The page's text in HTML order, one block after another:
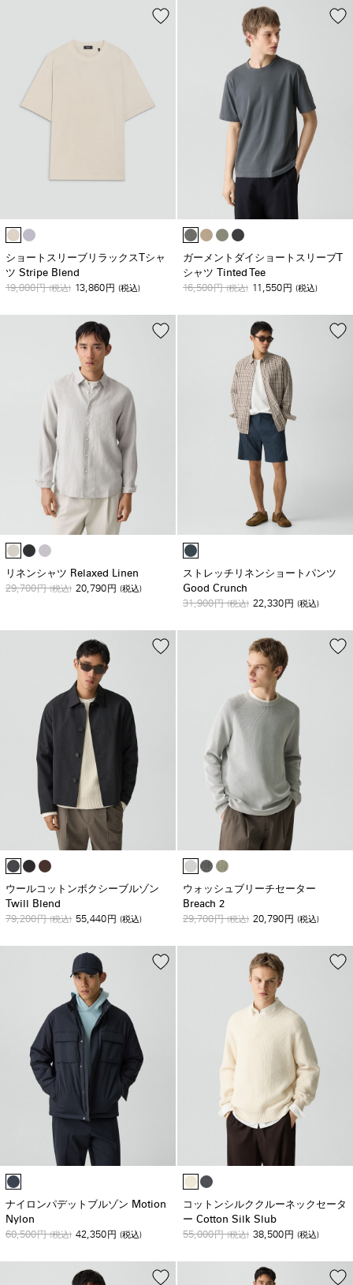
ショートスリーブリラックスTシャ
ツ Stripe Blend
19,800円(税込) 13,860 円 (税込)
ガーメントダイショートスリーブT
シャツ Tinted Tee
16,500円(税込) 11,550 円 (税込)
リネンシャツ Relaxed Linen
29,700円(税込) 20,790 円 (税込)
ストレッチリネンショートパンツ
Good Crunch
31,900円(税込) 22,330 円 (税込)
ウールコットンボクシーブルゾン
Twill Blend
79,200円(税込) 55,440円 (税込)
ウォッシュブリーチセーター
Breach 2
29,700円(税込) 20,790円 (税込)
ナイロンパデットブルゾン Motion
Nylon
60,500円(税込) 42,350円 (税込)
コットンシルククルーネックセータ
ー Cotton Silk Slub
55,000円(税込) 38,500円 (税込)